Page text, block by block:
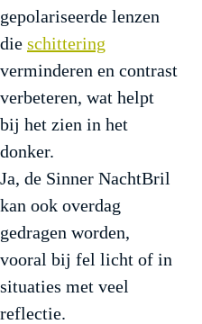
gepolariseerde lenzen
die schittering
verminderen en contrast
verbeteren, wat helpt
bij het zien in het
donker.
Ja, de Sinner NachtBril
kan ook overdag
gedragen worden,
vooral bij fel licht of in
situaties met veel
reflectie.